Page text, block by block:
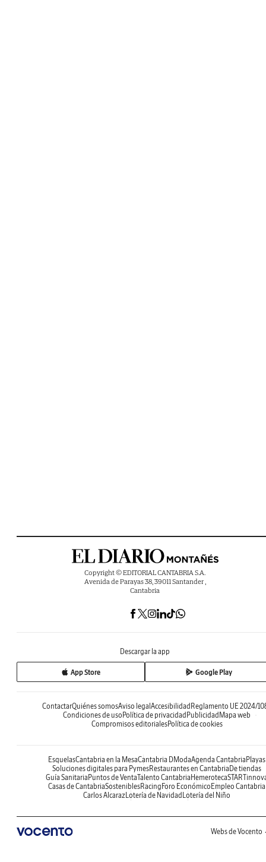
Copyright © EDITORIAL CANTABRIA S.A.
Avenida de Parayas 38, 39011 Santander ,
Cantabria
Descargar la app
App Store Google Play
ContactarQuiénes somosAviso legal Accesibilidad Reglamento UE 2024/
Condiciones de uso Política de privacidad Publicidad Mapa web
Compromisos editorialesPolítica de cookies
EsquelasCantabria en la MesaCantabria DModaAgenda Cantabria Playas
Soluciones digitales para PymesRestaurantes en Cantabria De tiendas
Guía Sanitaria Puntos de VentaTalento Cantabria Hemeroteca
Casas de CantabriaSosteniblesRacing Foro Económico Empleo Cantabria
Carlos AlcarazLotería de Navidad Lotería del Niño
Webs de Vocento